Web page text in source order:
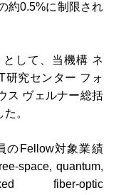
約0.5%に制限され
して、当機構 ネ
研究センター フォ
ス ヴェルナー総括
。
のFellow対象業績
space, quantum,
fiber-optic